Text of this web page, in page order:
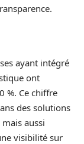
ayant intégré
ont
%. Ce chiffre
des solutions
aussi
visibilité sur